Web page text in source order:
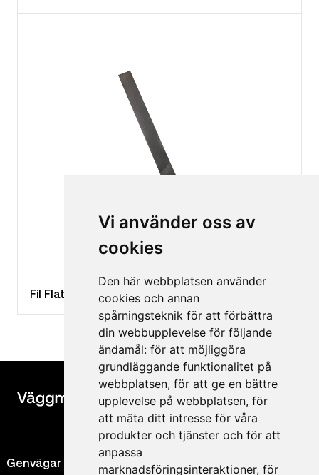
Vi använder oss av
cookies
Den här webbplatsen använder
cookies och annan
spårningsteknik för att förbättra
din webbupplevelse för följande
ändamål:för att möjliggöra
grundläggande funktionalitet på
webbplatsen,för att ge en bättre
upplevelse på webbplatsen,för
att mäta ditt intresse för våra
produkter och tjänster och för att
anpassa
marknadsföringsinteraktioner,för
Fil Flat 200 mm
Genvägar Kontakt